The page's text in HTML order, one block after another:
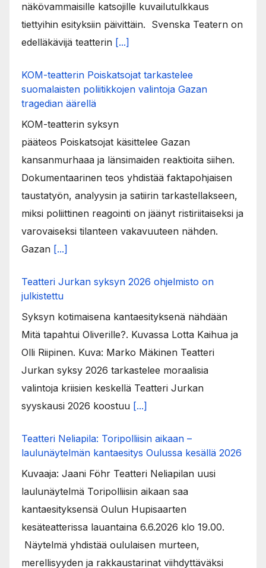
näkövammaisille katsojille kuvailutulkkaus
tiettyihin esityksiin päivittäin. Svenska Teatern on
edelläkävijä teatterin [...]
KOM-teatterin Poiskatsojat tarkastelee
suomalaisten poliitikkojen valintoja Gazan
tragedian äärellä
KOM-teatterin syksyn
pääteos Poiskatsojat käsittelee Gazan
kansanmurhaaa ja länsimaiden reaktioita siihen.
Dokumentaarinen teos yhdistää faktapohjaisen
taustatyön, analyysin ja satiirin tarkastellakseen,
miksi poliittinen reagointi on jäänyt ristiriitaiseksi ja
varovaiseksi tilanteen vakavuuteen nähden.
Gazan [...]
Teatteri Jurkan syksyn 2026 ohjelmisto on
julkistettu
Syksyn kotimaisena kantaesityksenä nähdään
Mitä tapahtui Oliverille?. Kuvassa Lotta Kaihua ja
Olli Riipinen. Kuva: Marko Mäkinen Teatteri
Jurkan syksy 2026 tarkastelee moraalisia
valintoja kriisien keskellä Teatteri Jurkan
syyskausi 2026 koostuu [...]
Teatteri Neliapila: Toripolliisin aikaan –
laulunäytelmän kantaesitys Oulussa kesällä 2026
Kuvaaja: Jaani Föhr Teatteri Neliapilan uusi
laulunäytelmä Toripolliisin aikaan saa
kantaesityksensä Oulun Hupisaarten
kesäteatterissa lauantaina 6.6.2026 klo 19.00.
Näytelmä yhdistää oululaisen murteen,
merellisyyden ja rakkaustarinat viihdyttäväksi